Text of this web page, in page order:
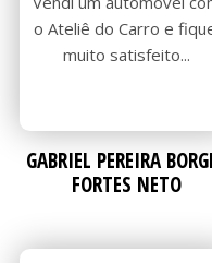
o Ateliê do Carro e
muito satisfeito...
GABRIEL PEREIRA
FORTES NETO